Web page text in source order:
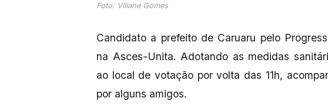
Foto: Viliane Gomes
Candidato a prefeito de Caruaru pelo
na Asces-Unita. Adotando as medidas
ao local de votação por volta das 11h,
por alguns amigos.